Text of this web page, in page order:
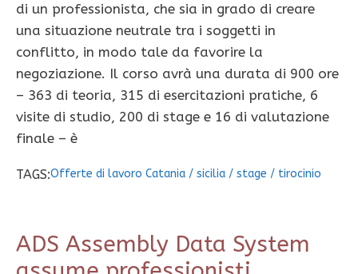
di un professionista, che sia in grado di creare
una situazione neutrale tra i soggetti in
conflitto, in modo tale da favorire la
negoziazione. Il corso avrà una durata di 900 ore
– 363 di teoria, 315 di esercitazioni pratiche, 6
visite di studio, 200 di stage e 16 di valutazione
finale – è
TAGS:Offerte di lavoro Catania / sicilia / stage / tirocinio
ADS Assembly Data System